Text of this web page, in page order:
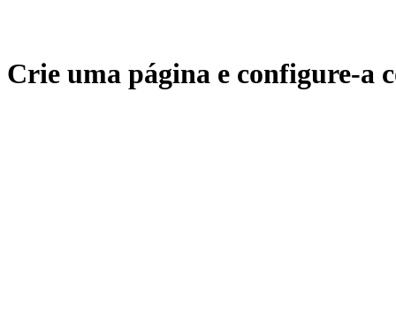
Crie uma página e configure-a